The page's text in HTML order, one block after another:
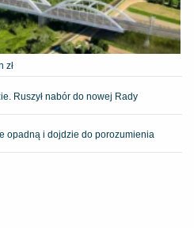
zł
Ruszył nabór do nowej Rady
opadną i dojdzie do porozumienia